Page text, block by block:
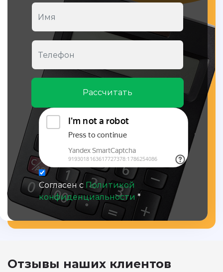
Рассчитать
Согласен с Политикой
конфиденциальности *
Отзывы наших клиентов